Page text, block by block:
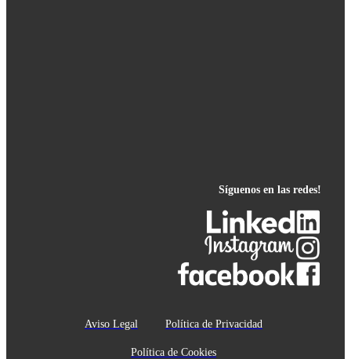
Síguenos en las redes!
Aviso Legal Política de Privacidad
Política de Cookies